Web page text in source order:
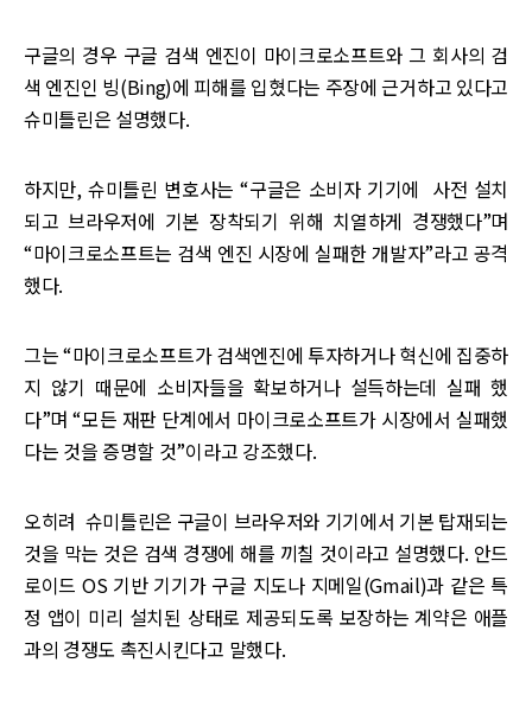
구글의 경우 구글 검색 엔진이 마이크로소프트와 그 회사의 검
색 엔진인 빙(Bing)에 피해를 입혔다는 주장에 근거하고 있다고
슈미틀린은 설명했다.
하지만, 슈미틀린 변호사는 “구글은 소비자 기기에 사전 설치
되고 브라우저에 기본 장착되기 위해 치열하게 경쟁했다”며
“마이크로소프트는 검색 엔진 시장에 실패한 개발자”라고 공격
했다.
그는 “마이크로소프트가 검색엔진에 투자하거나 혁신에 집중하
지 않기 때문에 소비자들을 확보하거나 설득하는데 실패 했
다”며 “모든 재판 단계에서 마이크로소프트가 시장에서 실패했
다는 것을 증명할 것”이라고 강조했다.
오히려 슈미틀린은 구글이 브라우저와 기기에서 기본 탑재되는
것을 막는 것은 검색 경쟁에 해를 끼칠 것이라고 설명했다. 안드
로이드 OS 기반 기기가 구글 지도나 지메일(Gmail)과 같은 특
정 앱이 미리 설치된 상태로 제공되도록 보장하는 계약은 애플
과의 경쟁도 촉진시킨다고 말했다.